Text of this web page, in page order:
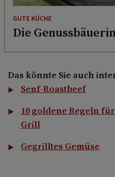
GUTE KÜCHE
Die
Das könnte Sie auch
Senf-Roastbeef
10 goldene Regeln
Grill
Gegrilltes Gemüse